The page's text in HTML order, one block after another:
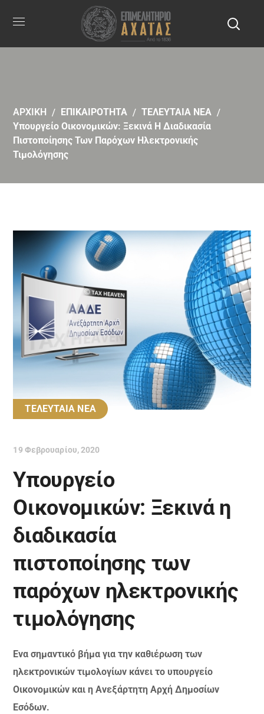
ΑΡΧΙΚΗ ΕΠΙΚΑΙΡΟΤΗΤΑ
ΤΕΛΕΥΤΑΙΑ ΝΕΑ
Υπουργείο Οικονομικών: Ξεκινά Η Διαδικασία
Πιστοποίησης Των Παρόχων Ηλεκτρονικής
Τιμολόγησης
ΤΕΛΕΥΤΑΙΑ ΝΕΑ
19 Φεβρουαρίου, 2020
Υπουργείο
Οικονομικών: Ξεκινά η
διαδικασία
πιστοποίησης των
παρόχων ηλεκτρονικής
τιμολόγησης
Ενα σημαντικό βήμα για την καθιέρωση των
ηλεκτρονικών τιμολογίων κάνει το υπουργείο
Οικονομικών και η Ανεξάρτητη Αρχή Δημοσίων
Εσόδων.